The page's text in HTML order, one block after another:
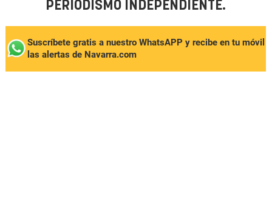
PERIODISMO INDEPENDIENTE.
Suscríbete gratis a nuestro WhatsAPP y recibe en tu móvil
las alertas de Navarra.com